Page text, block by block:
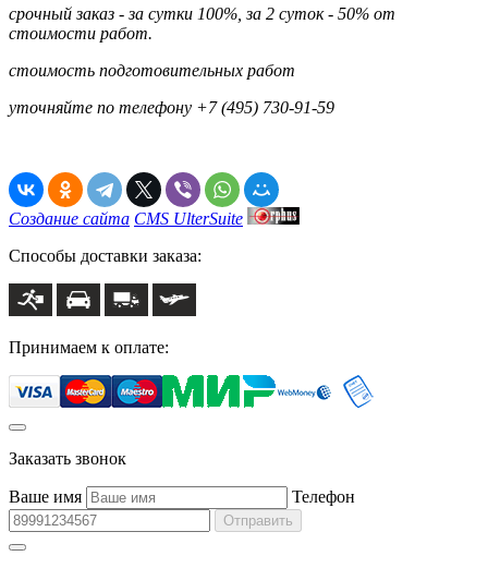
срочный заказ - за сутки 100%, за 2 суток - 50% от
стоимости работ.
стоимость подготовительных работ
уточняйте по телефону +7 (495) 730-91-59
Создание сайта CMS UlterSuite
Способы доставки заказа:
Принимаем к оплате:
Заказать звонок
Ваше имя Телефон
Отправить